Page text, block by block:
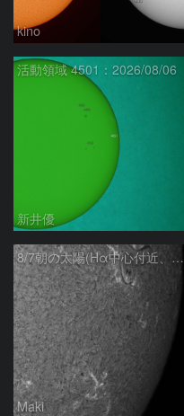
kino
活動領域 4501：2026/08/06
新井優
8/7朝の太陽(Hα中心付近、4498、4502付近)
Maki